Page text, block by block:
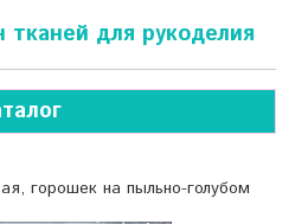
тканей для рукоделия
горошек на пыльно-голубом